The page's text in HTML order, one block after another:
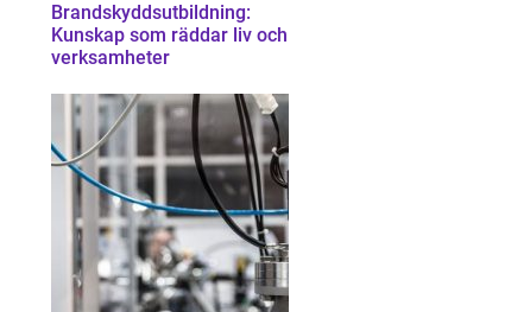
Brandskyddsutbildning:
Kunskap som räddar liv och
verksamheter